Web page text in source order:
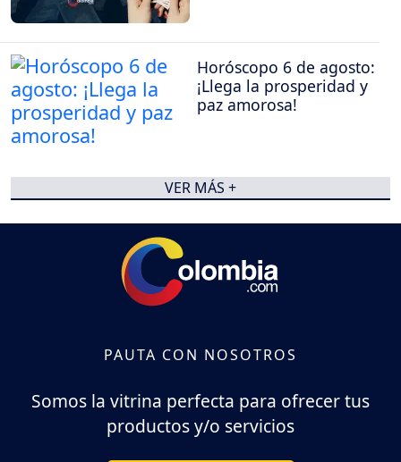
Horóscopo 6 de agosto:
¡Llega la prosperidad y
paz amorosa!
VER MÁS +
PAUTA CON NOSOTROS
Somos la vitrina perfecta para ofrecer tus
productos y/o servicios